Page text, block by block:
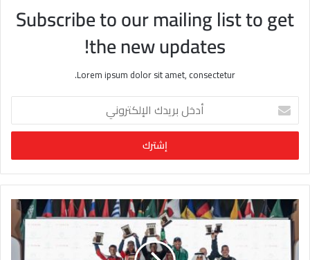
Subscribe to our mailing list to get
the new updates!
Lorem ipsum dolor sit amet, consectetur.
خ
ب
ر
ي
د
ك
ل